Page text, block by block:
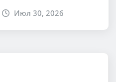
Июл 30, 2026